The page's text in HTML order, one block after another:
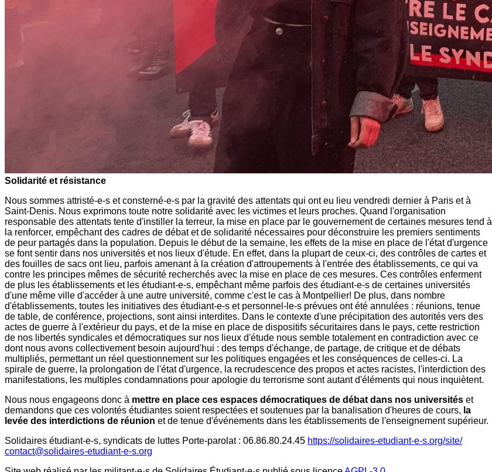
Solidarité et résistance
Nous sommes attristé-e-s et consterné-e-s par la gravité des attentats qui ont eu lieu vendredi dernier à Paris et à
Saint-Denis. Nous exprimons toute notre solidarité avec les victimes et leurs proches. Quand l'organisation
responsable des attentats tente d'instiller la terreur, la mise en place par le gouvernement de certaines mesures tend à
la renforcer, empêchant des cadres de débat et de solidarité nécessaires pour déconstruire les premiers sentiments
de peur partagés dans la population. Depuis le début de la semaine, les effets de la mise en place de l'état d'urgence
se font sentir dans nos universités et nos lieux d'étude. En effet, dans la plupart de ceux-ci, des contrôles de cartes et
des fouilles de sacs ont lieu, parfois amenant à la création d'attroupements à l'entrée des établissements, ce qui va
contre les principes mêmes de sécurité recherchés avec la mise en place de ces mesures. Ces contrôles enferment
de plus les établissements et les étudiant-e-s, empêchant même parfois des étudiant-e-s de certaines universités
d'une même ville d'accéder à une autre université, comme c'est le cas à Montpellier! De plus, dans nombre
d'établissements, toutes les initiatives des étudiant-e-s et personnel-le-s prévues ont été annulées : réunions, tenue
de table, de conférence, projections, sont ainsi interdites. Dans le contexte d'une précipitation des autorités vers des
actes de guerre à l'extérieur du pays, et de la mise en place de dispositifs sécuritaires dans le pays, cette restriction
de nos libertés syndicales et démocratiques sur nos lieux d'étude nous semble totalement en contradiction avec ce
dont nous avons collectivement besoin aujourd'hui : des temps d'échange, de partage, de critique et de débats
multipliés, permettant un réel questionnement sur les politiques engagées et les conséquences de celles-ci. La
spirale de guerre, la prolongation de l'état d'urgence, la recrudescence des propos et actes racistes, l'interdiction des
manifestations, les multiples condamnations pour apologie du terrorisme sont autant d'éléments qui nous inquiètent.
Nous nous engageons donc à mettre en place ces espaces démocratiques de débat dans nos universités et
demandons que ces volontés étudiantes soient respectées et soutenues par la banalisation d'heures de cours, la
levée des interdictions de réunion et de tenue d'événements dans les établissements de l'enseignement supérieur.
Solidaires étudiant-e-s, syndicats de luttes Porte-parolat : 06.86.80.24.45 https://solidaires-etudiant-e-s.org/site/
contact@solidaires-etudiant-e-s.org